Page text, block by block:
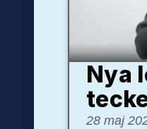
Nya
28 maj